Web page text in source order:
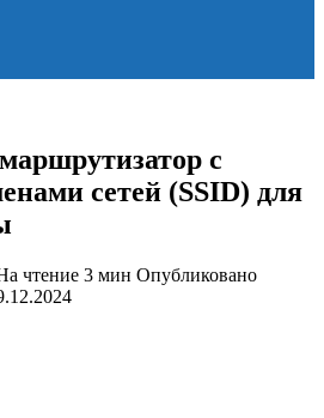
с
сетей (SSID) для
чтение 3 мин Опубликовано